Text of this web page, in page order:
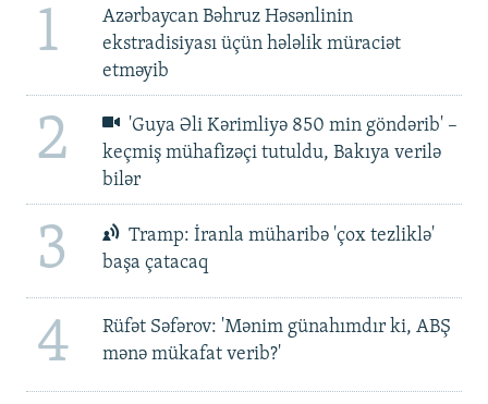
1
Azərbaycan Bəhruz Həsənlinin
ekstradisiyası üçün hələlik müraciət
etməyib
2
'Guya Əli Kərimliyə 850 min göndərib' –
keçmiş mühafizəçi tutuldu, Bakıya verilə
bilər
3
Tramp: İranla müharibə 'çox tezliklə'
başa çatacaq
4
Rüfət Səfərov: 'Mənim günahımdır ki, ABŞ
mənə mükafat verib?'